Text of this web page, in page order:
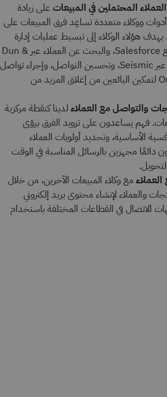
المحتملين في المبيعات على زيادة
أدوات ووكلاء متعددة تساعِد فرق المبيعات على
هؤلاء الوكلاء إلى تبسيط عمليات إدارة
علاقات العملاء (CRM) مع Salesforce، والبحث عن العملاء عبر Dun &
Bradstreet والمنتجات عبر Seismic، وتحسين التواصل، وإجراء تواصل
استباقي ومعزز عبر Outlook لتمكين البائعين من إغلاق المزيد من
والتواصل مع العملاء لدينا كنقطة مركزية
فهم يساعدون على تزويد الفرق برؤى
الأساسية، وتحديد أولويات العملاء
دائمًا مجهزين بالرسائل المناسبة في الوقت
مع وكلاء المبيعات الآخرين، من خلال
والعملاء لإنشاء محتوى بريد إلكتروني
في القطاعات المختلفة باستخدام